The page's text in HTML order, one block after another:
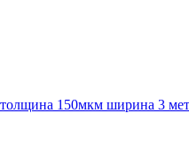
150мкм ширина 3